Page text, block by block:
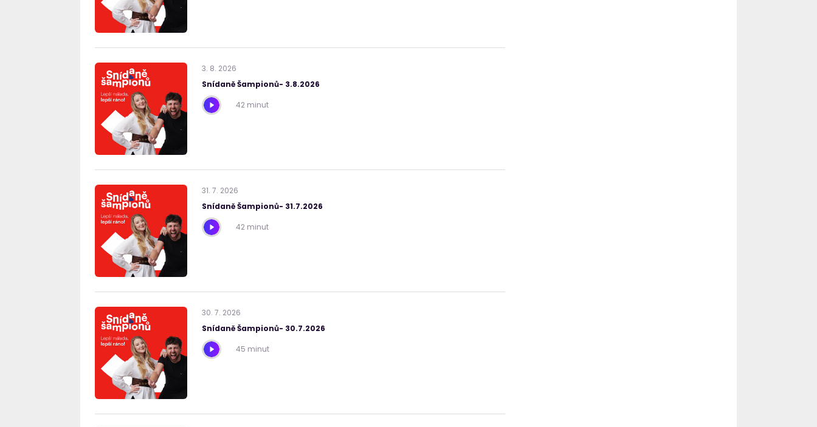
3. 8. 2026
Snídaně Šampionů- 3.8.2026
42 minut
31. 7. 2026
Snídaně Šampionů- 31.7.2026
42 minut
30. 7. 2026
Snídaně Šampionů- 30.7.2026
45 minut